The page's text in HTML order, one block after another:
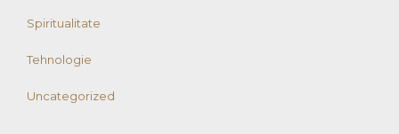
Spiritualitate
Tehnologie
Uncategorized